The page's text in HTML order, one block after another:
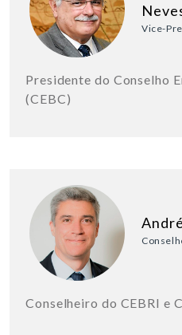
Vice-
Presidente do Conselho
(CEBC)
Conselheiro do CEBRI e